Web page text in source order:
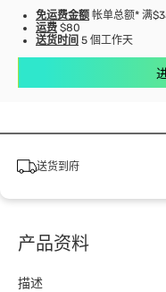
免运费金额 帐单总额* 满
运费 $80
送货时间 5 個工作天
送货到府
产品资料
描述